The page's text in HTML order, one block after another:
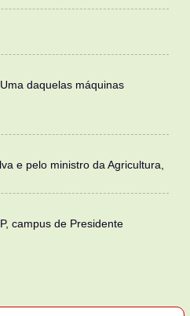
daquelas máquinas
e pelo ministro da Agricultura,
campus de Presidente